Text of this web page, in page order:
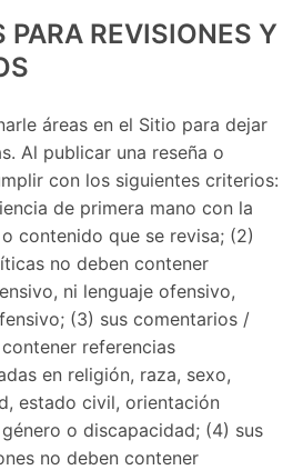
PARA REVISIONES Y
áreas en el Sitio para dejar
Al publicar una reseña o
con los siguientes criterios:
de primera mano con la
contenido que se revisa; (2)
no deben contener
ni lenguaje ofensivo,
(3) sus comentarios /
referencias
en religión, raza, sexo,
estado civil, orientación
o discapacidad; (4) sus
no deben contener